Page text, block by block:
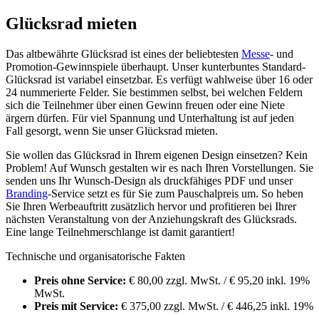
Glücksrad mieten
Das altbewährte Glücksrad ist eines der beliebtesten Messe- und
Promotion-Gewinnspiele überhaupt. Unser kunterbuntes Standard-
Glücksrad ist variabel einsetzbar. Es verfügt wahlweise über 16 oder
24 nummerierte Felder. Sie bestimmen selbst, bei welchen Feldern
sich die Teilnehmer über einen Gewinn freuen oder eine Niete
ärgern dürfen. Für viel Spannung und Unterhaltung ist auf jeden
Fall gesorgt, wenn Sie unser Glücksrad mieten.
Sie wollen das Glücksrad in Ihrem eigenen Design einsetzen? Kein
Problem! Auf Wunsch gestalten wir es nach Ihren Vorstellungen. Sie
senden uns Ihr Wunsch-Design als druckfähiges PDF und unser
Branding-Service setzt es für Sie zum Pauschalpreis um. So heben
Sie Ihren Werbeauftritt zusätzlich hervor und profitieren bei Ihrer
nächsten Veranstaltung von der Anziehungskraft des Glücksrads.
Eine lange Teilnehmerschlange ist damit garantiert!
Technische und organisatorische Fakten
Preis ohne Service: € 80,00 zzgl. MwSt. / € 95,20 inkl. 19%
MwSt.
Preis mit Service: € 375,00 zzgl. MwSt. / € 446,25 inkl. 19%